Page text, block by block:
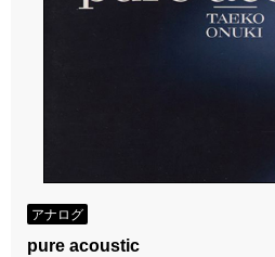
アナログ
pure acoustic